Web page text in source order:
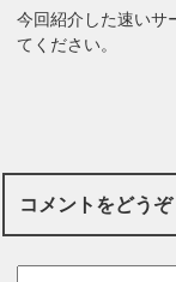
今回紹介した速いサ
てください。
コメントをどうぞ